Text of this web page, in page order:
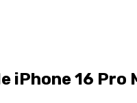
iPhone 16